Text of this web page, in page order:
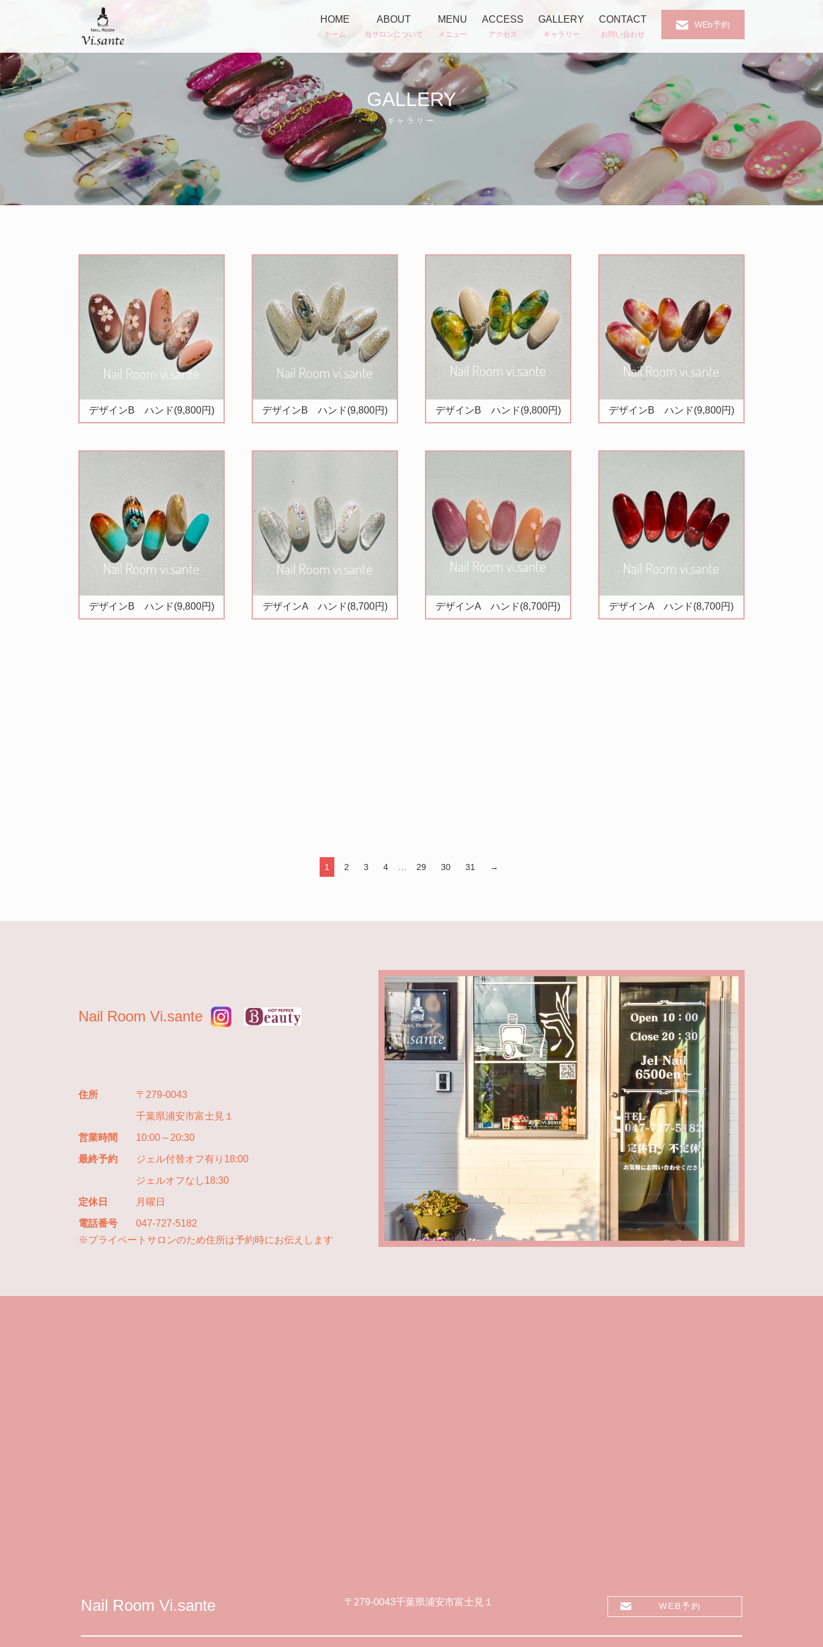
HOME ABOUT MENU ACCESS GALLERY CONTACT WEb予約
GALLERY
デザインB ハンド(9,800円) デザインB ハンド(9,800円) デザインB ハンド(9,800円) デザインB ハンド(9,800円)
デザインB ハンド(9,800円) デザインA ハンド(8,700円) デザインA ハンド(8,700円) デザインA ハンド(8,700円)
1 2 3 4 29 30 31 →
Nail Room Vi.sante
住所 〒279-0043
千葉県浦安市富士見１
営業時間 10:00～20:30
最終予約 ジェル付替オフ有り18:00
ジェルオフなし18:30
定休日 月曜日
電話番号
047-727-5182
※プライベートサロンのため住所は予約時にお伝えします
Nail Room Vi.sante 〒279-0043千葉県浦安市富士見１ WEB予約